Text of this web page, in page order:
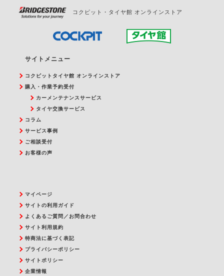
コクピット・タイヤ館 オンラインストア
サイトメニュー
コクピットタイヤ館 オンラインストア
購入・作業予約受付
カーメンテナンスサービス
タイヤ交換サービス
コラム
サービス事例
ご相談受付
お客様の声
マイページ
サイトの利用ガイド
よくあるご質問／お問合わせ
サイト利用規約
特商法に基づく表記
プライバシーポリシー
サイトポリシー
企業情報